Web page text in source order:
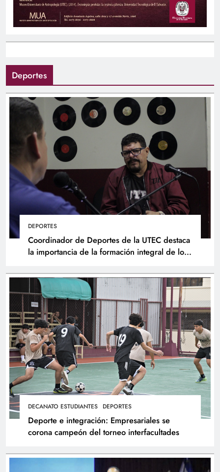
Deportes
DEPORTES
Coordinador de Deportes de la UTEC destaca
la importancia de la formación integral de los
DECANATO ESTUDIANTES DEPORTES
Deporte e integración: Empresariales se
corona campeón del torneo interfacultades